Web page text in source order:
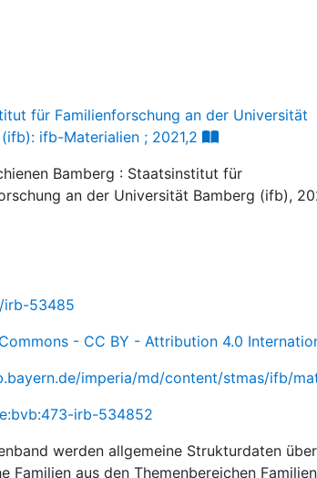
für Familienforschung an der Universität
ifb-Materialien ; 2021,2
Bamberg : Staatsinstitut für
an der Universität Bamberg (ifb),
irb-53485
- CC BY - Attribution 4.0
imperia/md/content/stmas/ifb/
irb-534852
werden allgemeine Strukturdaten über
Familien aus den Themenbereichen